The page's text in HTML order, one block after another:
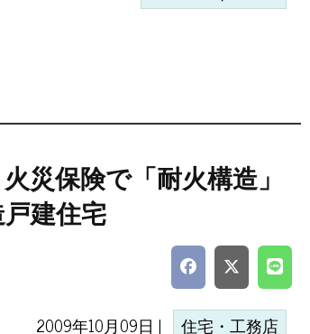
災保険で「耐火構造」
建住宅
2009年10月09日 | 住宅・工務店